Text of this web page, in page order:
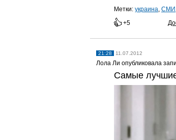
Метки: украина, СМИ
+5
21:28 11.07.2012
Лола Ли опубликовала
Самые